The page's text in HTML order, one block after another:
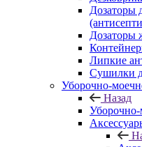
Дозаторы
Дозаторы
Липкие
Сушилки
Уборочно-
Назад
Уборочно-